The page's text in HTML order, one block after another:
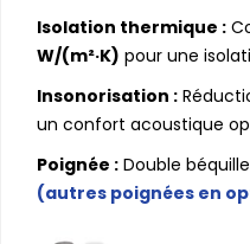
Isolation thermique :
W/(m²·K) pour une
Insonorisation :
un confort acoustique
Poignée : Double
(autres poignées en